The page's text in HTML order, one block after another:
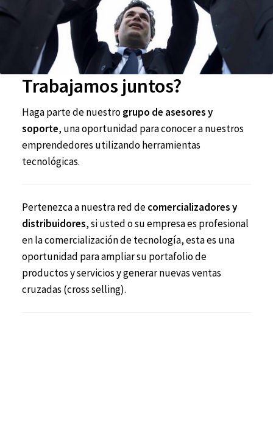
#639 (sin título)
Carrito de compras
Solicitar información para documentos electrónicos
Trabajamos juntos?
Haga parte de nuestrogrupo de asesores y
soporte, una oportunidad para conocer a nuestros
emprendedores utilizando herramientas
tecnológicas.
Pertenezca a nuestra red decomercializadores y
distribuidores, si usted o su empresa es profesional
en la comercialización de tecnología, esta es una
oportunidad para ampliar su portafolio de
productos y servicios y generar nuevas ventas
cruzadas (cross selling).